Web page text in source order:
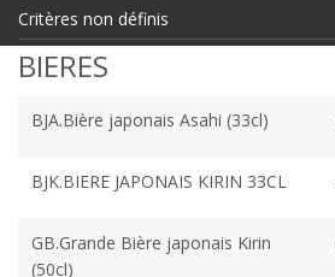
Critères non définis
BIERES
BJA.Bière japonais Asahi (33cl)
BJK.BIERE JAPONAIS KIRIN 33CL
GB.Grande Bière japonais Kirin
(50cl)